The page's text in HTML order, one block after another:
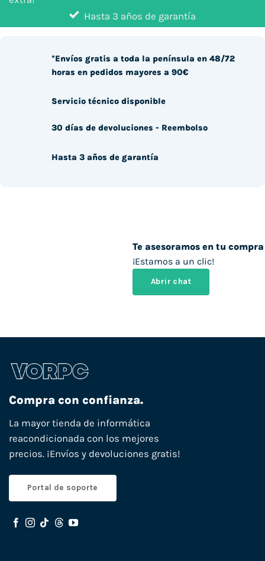
Hasta 3 años de garantía
Te asesoramos en tu compra
¡Estamos a un clic!
Abrir chat
*Envíos gratis a toda la península en 48/72
horas en pedidos mayores a 90€
Servicio técnico disponible
30 días de devoluciones - Reembolso
Hasta 3 años de garantía
Compra con confianza.
La mayor tienda de informática
reacondicionada con los mejores
precios. ¡Envíos y devoluciones gratis!
Portal de soporte